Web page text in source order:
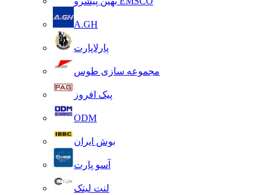
A.GH
پارلاپارت
مجموعه سازی طوس
پیک افروز
ODM
بوش ایران
آسو پارت
لنت لیتک